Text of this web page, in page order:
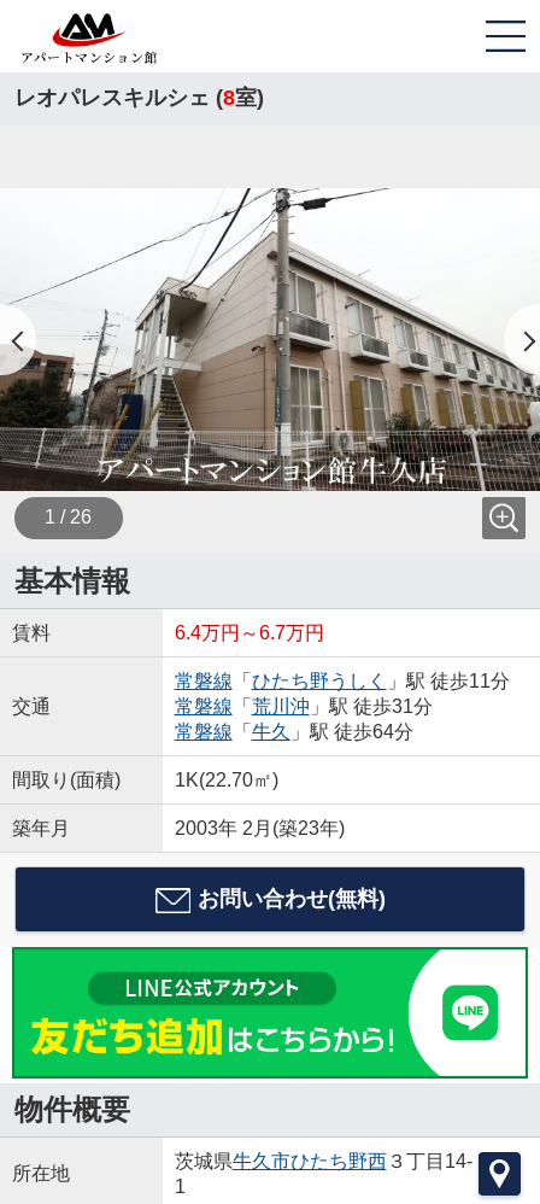
レオパレスキルシェ (8室)
1 / 26
基本情報
賃料 6.4万円～6.7万円
交通
常磐線 「 ひたち野うしく
」駅 徒歩11分
常磐線 「 荒川沖 」駅 徒歩31分
常磐線 「 牛久 」駅 徒歩64分
間取り(面積) 1K(22.70㎡)
築年月 2003年 2月(築23年)
お問い合わせ(無料)
物件概要
所在地
茨城県牛久市ひたち野西３丁目14-
1